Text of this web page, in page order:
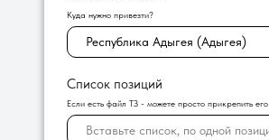
Куда нужно привезти?
Список позиций
Если есть файл ТЗ - можете просто прикрепить его